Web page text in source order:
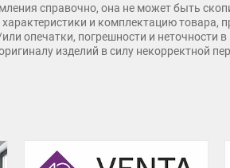
справочно, она не может быть
и комплектацию товара,
опечатки, погрешности и
изделий в силу некорректной